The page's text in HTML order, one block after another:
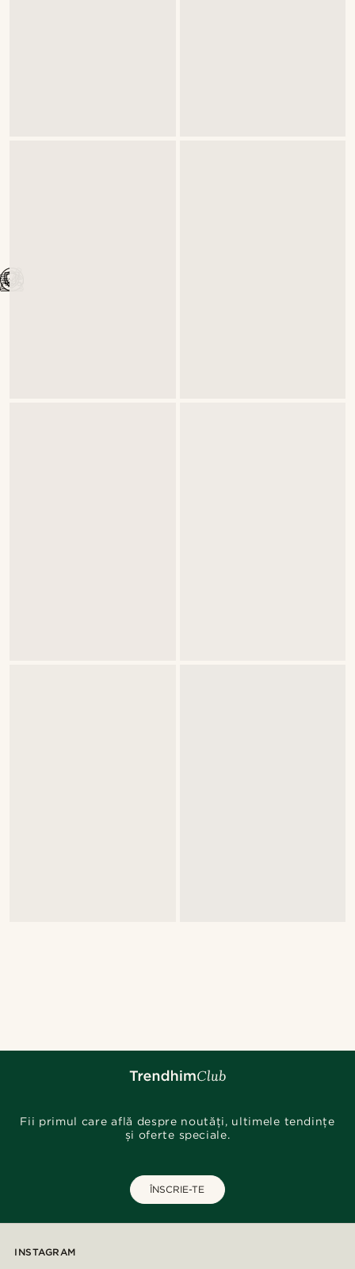
Fii primul care află despre noutăți, ultimele tendințe
și oferte speciale.
ÎNSCRIE-TE
INSTAGRAM